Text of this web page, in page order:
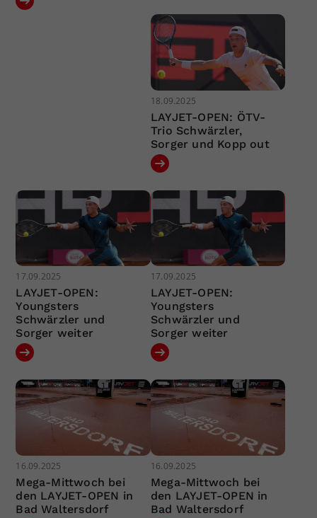
18.09.2025
LAYJET-OPEN: ÖTV-
Trio Schwärzler,
Sorger und Kopp out
17.09.2025
LAYJET-OPEN:
Youngsters
Schwärzler und
Sorger weiter
17.09.2025
LAYJET-OPEN:
Youngsters
Schwärzler und
Sorger weiter
16.09.2025
Mega-Mittwoch bei
den LAYJET-OPEN in
Bad Waltersdorf
16.09.2025
Mega-Mittwoch bei
den LAYJET-OPEN in
Bad Waltersdorf